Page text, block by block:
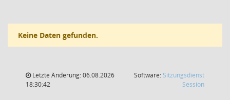
Keine Daten gefunden.
Letzte Änderung: 06.08.2026
18:30:42
Software: Sitzungsdienst
Session(Wird in